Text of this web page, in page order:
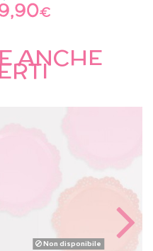
ANCHE
Non disponibile